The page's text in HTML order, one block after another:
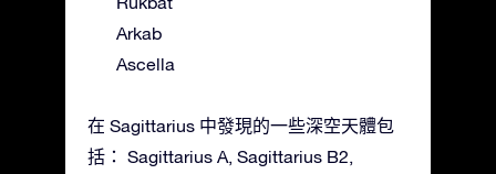
Arkab
Ascella
在 Sagittarius 中發現的一些深空天體包
括： Sagittarius A, Sagittarius B2,